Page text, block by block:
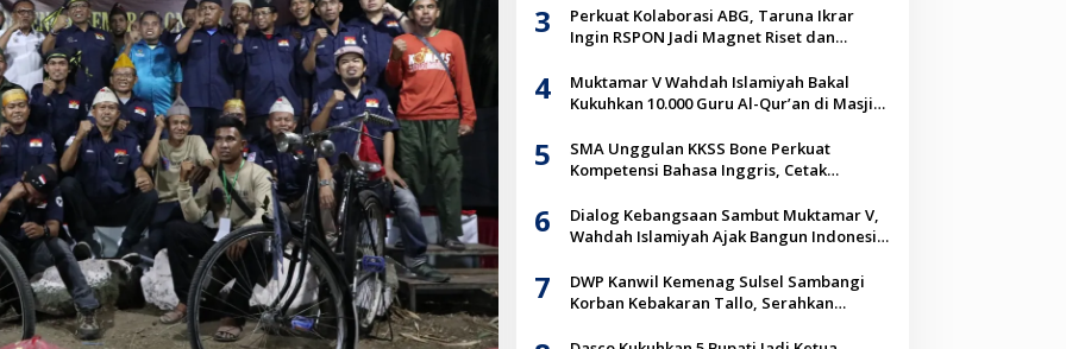
3
Perkuat Kolaborasi ABG, Taruna Ikrar
Ingin RSPON Jadi Magnet Riset dan
4
Muktamar V Wahdah Islamiyah Bakal
Kukuhkan 10.000 Guru Al-Qur’an di Masjid
5
SMA Unggulan KKSS Bone Perkuat
Kompetensi Bahasa Inggris, Cetak
6
Dialog Kebangsaan Sambut Muktamar V,
Wahdah Islamiyah Ajak Bangun Indonesia
7
DWP Kanwil Kemenag Sulsel Sambangi
Korban Kebakaran Tallo, Serahkan